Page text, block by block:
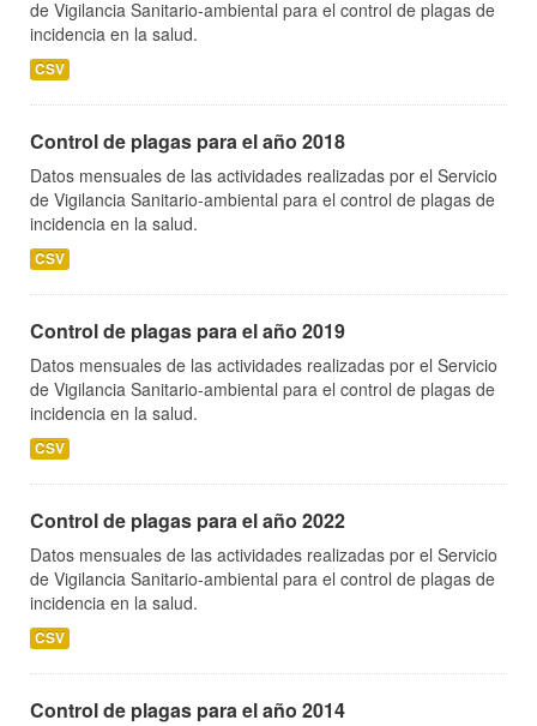
de Vigilancia Sanitario-ambiental para el control de plagas de
incidencia en la salud.
CSV
Control de plagas para el año 2018
Datos mensuales de las actividades realizadas por el Servicio
de Vigilancia Sanitario-ambiental para el control de plagas de
incidencia en la salud.
CSV
Control de plagas para el año 2019
Datos mensuales de las actividades realizadas por el Servicio
de Vigilancia Sanitario-ambiental para el control de plagas de
incidencia en la salud.
CSV
Control de plagas para el año 2022
Datos mensuales de las actividades realizadas por el Servicio
de Vigilancia Sanitario-ambiental para el control de plagas de
incidencia en la salud.
CSV
Control de plagas para el año 2014